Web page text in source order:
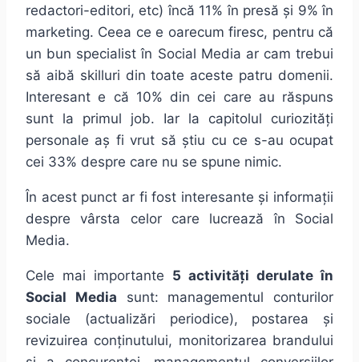
redactori-editori, etc) încă 11% în presă și 9% în
marketing. Ceea ce e oarecum firesc, pentru că
un bun specialist în Social Media ar cam trebui
să aibă skilluri din toate aceste patru domenii.
Interesant e că 10% din cei care au răspuns
sunt la primul job. Iar la capitolul curiozități
personale aș fi vrut să știu cu ce s-au ocupat
cei 33% despre care nu se spune nimic.
În acest punct ar fi fost interesante și informații
despre vârsta celor care lucrează în Social
Media.
Cele mai importante 5 activități derulate în
Social Media sunt: managementul conturilor
sociale (actualizări periodice), postarea și
revizuirea conținutului, monitorizarea brandului